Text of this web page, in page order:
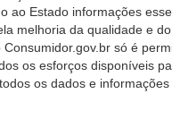
ao Estado informações
melhoria da qualidade e
só é
os esforços disponíveis
os dados e